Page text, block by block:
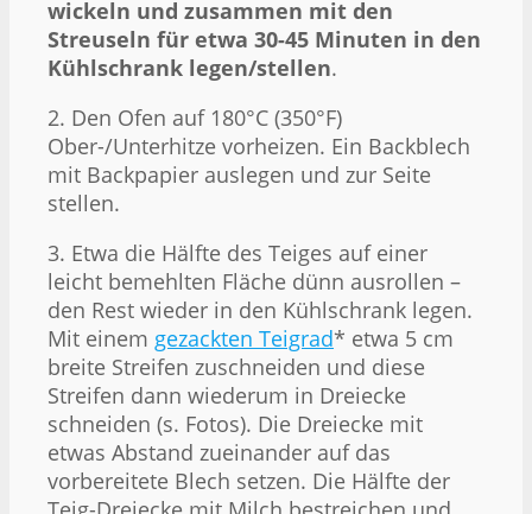
wickeln und zusammen mit den
Streuseln für etwa 30-45 Minuten in den
Kühlschrank legen/stellen.
2. Den Ofen auf 180°C (350°F)
Ober-/Unterhitze vorheizen. Ein Backblech
mit Backpapier auslegen und zur Seite
stellen.
3. Etwa die Hälfte des Teiges auf einer
leicht bemehlten Fläche dünn ausrollen –
den Rest wieder in den Kühlschrank legen.
Mit einem gezackten Teigrad* etwa 5 cm
breite Streifen zuschneiden und diese
Streifen dann wiederum in Dreiecke
schneiden (s. Fotos). Die Dreiecke mit
etwas Abstand zueinander auf das
vorbereitete Blech setzen. Die Hälfte der